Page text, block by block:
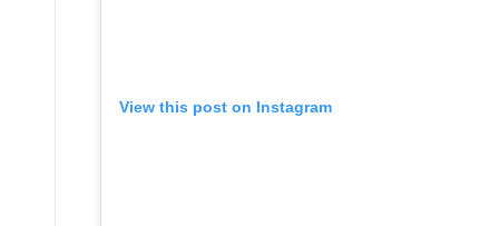
View this post on Instagram